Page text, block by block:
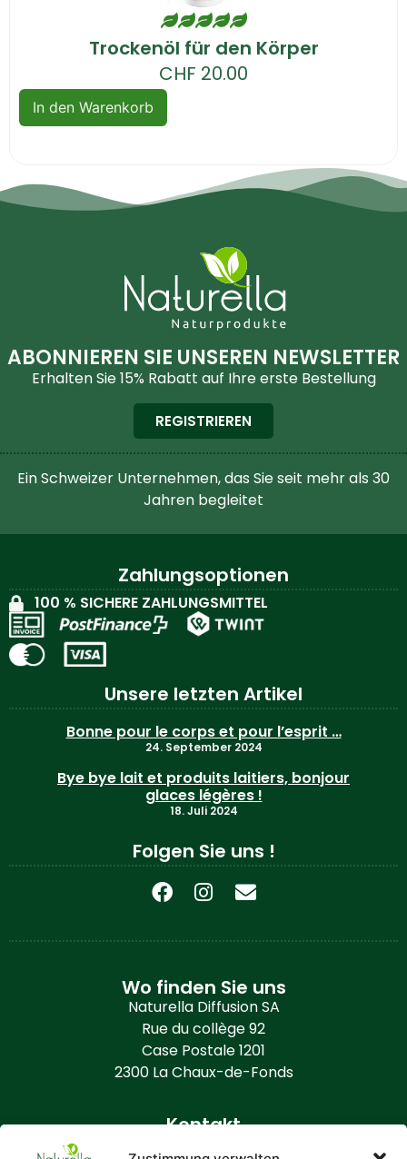
Trockenöl für den Körper
CHF 20.00
In den Warenkorb
ABONNIEREN SIE UNSEREN NEWSLETTER
Erhalten Sie 15% Rabatt auf Ihre erste Bestellung
REGISTRIEREN
Ein Schweizer Unternehmen, das Sie seit mehr als 30
Jahren begleitet
Zahlungsoptionen
100 % SICHERE ZAHLUNGSMITTEL
Unsere letzten Artikel
Bonne pour le corps et pour l’esprit …
24. September 2024
Bye bye lait et produits laitiers, bonjour
glaces légères !
18. Juli 2024
Folgen Sie uns !
Wo finden Sie uns
Naturella Diffusion SA
Rue du collège 92
Case Postale 1201
2300 La Chaux-de-Fonds
Kontakt